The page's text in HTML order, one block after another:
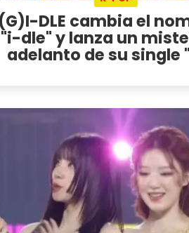
(G)I-DLE cambia el
"i-dle" y lanza un
adelanto de su single